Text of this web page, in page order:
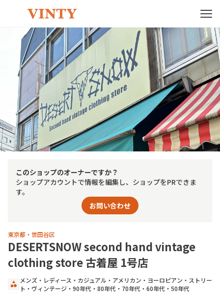
このショップのオーナーですか？
ショップアカウントで情報を編集し、ショップをPRできま
す。
お問い合わせ
東京都・世田谷区
DESERTSNOW second hand vintage
clothing store 古着屋 1号店
category メンズ ・ レディース ・ カジュアル ・ アメリカン ・ ヨーロピアン ・ ストリー
ト ・ ヴィンテージ ・ 90年代 ・ 80年代 ・ 70年代 ・ 60年代 ・ 50年代